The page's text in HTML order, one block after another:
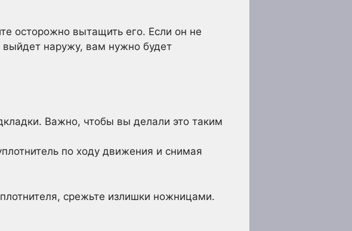
осторожно вытащить его. Если он не
выйдет наружу, вам нужно будет
Важно, чтобы вы делали это таким
по ходу движения и снимая
срежьте излишки ножницами.